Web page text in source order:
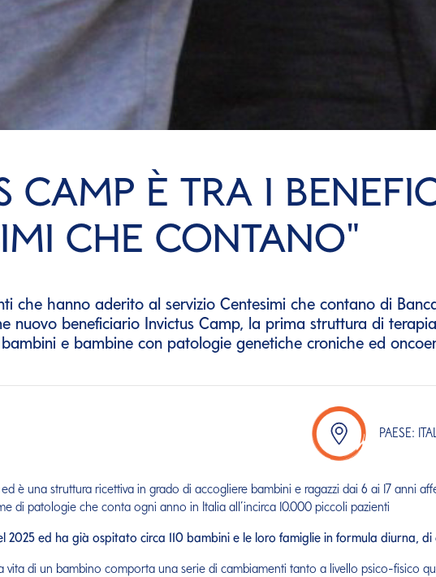
CAMP È TRA I
CHE CONTANO"
che hanno aderito al servizio Centesimi che contano di
nuovo beneficiario Invictus Camp, la prima struttura di
e bambine con patologie genetiche croniche ed
PAESE:
è una struttura ricettiva in grado di accogliere bambini e ragazzi dai 6 ai 17 anni
di patologie che conta ogni anno in Italia all’incirca 10.000 piccoli pazienti
2025 ed ha già ospitato circa 110 bambini e le loro famiglie in formula diurna,
vita di un bambino comporta una serie di cambiamenti tanto a livello psico-fisico